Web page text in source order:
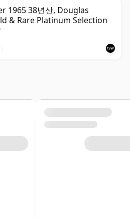
1965 38년산, Douglas
& Rare Platinum Selection